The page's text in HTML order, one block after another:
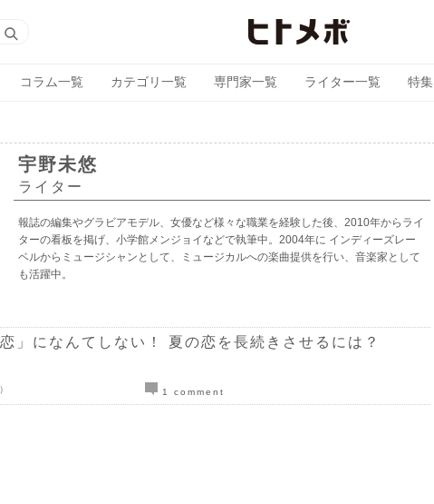
コラム一覧 カテゴリ一覧 専門家一覧 ライター一覧 特集
宇野未悠
ライター
報誌の編集やグラビアモデル、女優など様々な職業を経験した後、2010年からライ
ターの看板を掲げ、小学館メンジョイなどで執筆中。2004年に インディーズレー
ベルからミュージシャンとして、ミュージカルへの楽曲提供を行い、音楽家として
も活躍中。
恋」になんてしない！ 夏の恋を長続きさせるには？
1 comment